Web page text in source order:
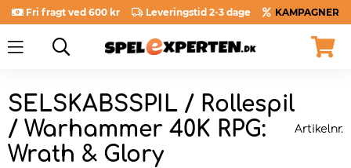
Fri fragt ved 600 kr Leveringstid 2-3 dage KAMPAGNER
SELSKABSSPIL / Rollespil
/ Warhammer 40K RPG:
Wrath & Glory
Artikelnr.